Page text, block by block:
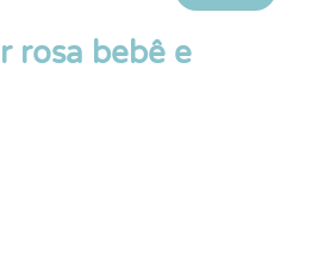
rosa bebê e